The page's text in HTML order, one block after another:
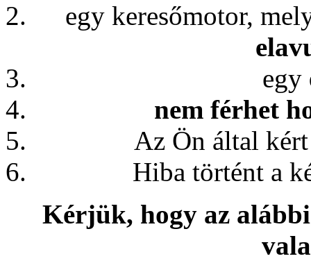
egy keresőmotor,
egy
nem férhet
Az Ön által
Hiba történt a
Kérjük, hogy az